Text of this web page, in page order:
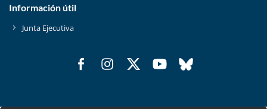
Información útil
Junta Ejecutiva